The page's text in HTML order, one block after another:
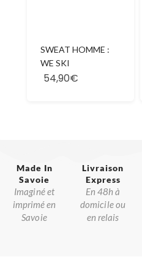
SWEAT HOMME :
WE SKI
54,90€
Made In
Savoie​
Imaginé et
imprimé en
Savoie
Livraison
Express
En 48h à
domicile ou
en relais